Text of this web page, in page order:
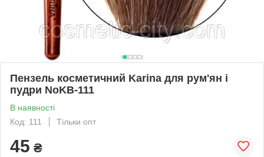
Пензель косметичний Karina для рум'ян і
пудри NoKB-111
В наявності
Код: 111
Тільки опт
45 ₴